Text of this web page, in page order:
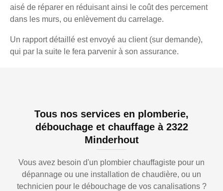
aisé de réparer en réduisant ainsi le coût des percement
dans les murs, ou enlèvement du carrelage.
Un rapport détaillé est envoyé au client (sur demande),
qui par la suite le fera parvenir à son assurance.
Tous nos services en plomberie,
débouchage et chauffage à 2322
Minderhout
Vous avez besoin d'un plombier chauffagiste pour un
dépannage ou une installation de chaudière, ou un
technicien pour le débouchage de vos canalisations ?